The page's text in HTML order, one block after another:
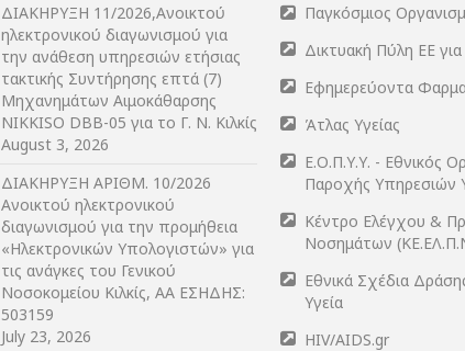
ΔIΑΚΗΡΥΞΗ 11/2026,Ανοικτού
ηλεκτρονικού διαγωνισμού για
την ανάθεση υπηρεσιών ετήσιας
τακτικής Συντήρησης επτά (7)
Μηχανημάτων Αιμοκάθαρσης
NIKKISO DBB-05 για το Γ. Ν. Κιλκίς
August 3, 2026
ΔIΑΚΗΡΥΞΗ ΑΡIΘΜ. 10/2026
Ανοικτού ηλεκτρονικού
διαγωνισμού για την προμήθεια
«Ηλεκτρονικών Υπολογιστών» για
τις ανάγκες του Γενικού
Νοσοκομείου Κιλκίς, ΑΑ ΕΣΗΔΗΣ:
503159
July 23, 2026
Παγκόσμιος
Δικτυακή Πύλη ΕΕ
Εφημερεύοντα
Άτλας Υγείας
Ε.Ο.Π.Υ.Υ. - Εθνικός
Παροχής Υπηρεσιών
Κέντρο Ελέγχου &
Νοσημάτων
Εθνικά Σχέδια
Υγεία
HIV/AIDS.gr